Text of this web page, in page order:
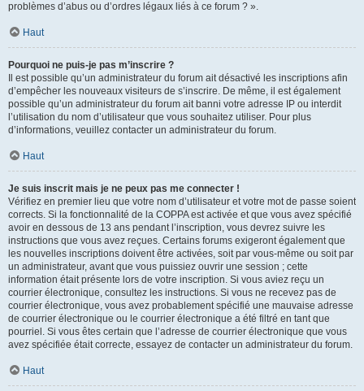
problèmes d’abus ou d’ordres légaux liés à ce forum ? ».
Haut
Pourquoi ne puis-je pas m’inscrire ?
Il est possible qu’un administrateur du forum ait désactivé les inscriptions afin
d’empêcher les nouveaux visiteurs de s’inscrire. De même, il est également
possible qu’un administrateur du forum ait banni votre adresse IP ou interdit
l’utilisation du nom d’utilisateur que vous souhaitez utiliser. Pour plus
d’informations, veuillez contacter un administrateur du forum.
Haut
Je suis inscrit mais je ne peux pas me connecter !
Vérifiez en premier lieu que votre nom d’utilisateur et votre mot de passe soient
corrects. Si la fonctionnalité de la COPPA est activée et que vous avez spécifié
avoir en dessous de 13 ans pendant l’inscription, vous devrez suivre les
instructions que vous avez reçues. Certains forums exigeront également que
les nouvelles inscriptions doivent être activées, soit par vous-même ou soit par
un administrateur, avant que vous puissiez ouvrir une session ; cette
information était présente lors de votre inscription. Si vous aviez reçu un
courrier électronique, consultez les instructions. Si vous ne recevez pas de
courrier électronique, vous avez probablement spécifié une mauvaise adresse
de courrier électronique ou le courrier électronique a été filtré en tant que
pourriel. Si vous êtes certain que l’adresse de courrier électronique que vous
avez spécifiée était correcte, essayez de contacter un administrateur du forum.
Haut